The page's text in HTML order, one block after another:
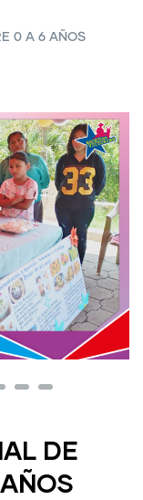
0 A 6 AÑOS
DE